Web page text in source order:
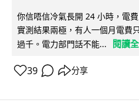
你信唔信冷氣長開 24 小時，電
實測結果兩極，有人一個月電費
過千。電力部門話不能...
閱讀
39 分享